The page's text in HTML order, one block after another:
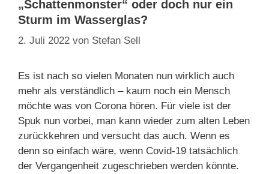
„Schattenmonster“ oder doch nur ein
Sturm im Wasserglas?
2. Juli 2022 von Stefan Sell
Es ist nach so vielen Monaten nun wirklich auch
mehr als verständlich – kaum noch ein Mensch
möchte was von Corona hören. Für viele ist der
Spuk nun vorbei, man kann wieder zum alten Leben
zurückkehren und versucht das auch. Wenn es
denn so einfach wäre, wenn Covid-19 tatsächlich
der Vergangenheit zugeschrieben werden könnte.